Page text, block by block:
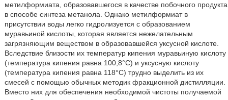
метилформиата, образовавшегося в качестве побочного продукта
в способе синтеза метанола. Однако метилформиат в
присутствии воды легко гидролизуется с образованием
муравьиной кислоты, которая является нежелательным
загрязняющим веществом в образовавшейся уксусной кислоте.
Вследствие близости их температур кипения муравьиную кислоту
(температура кипения равна 100,8°С) и уксусную кислоту
(температура кипения равна 118°С) трудно выделить из их
смесей с помощью обычных методик фракционной дистилляции.
Вместо них для обеспечения необходимой чистоты получаемой